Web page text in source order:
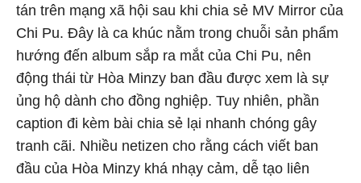
tán trên mạng xã hội sau khi chia sẻ MV Mirror của
Chi Pu. Đây là ca khúc nằm trong chuỗi sản phẩm
hướng đến album sắp ra mắt của Chi Pu, nên
động thái từ Hòa Minzy ban đầu được xem là sự
ủng hộ dành cho đồng nghiệp. Tuy nhiên, phần
caption đi kèm bài chia sẻ lại nhanh chóng gây
tranh cãi. Nhiều netizen cho rằng cách viết ban
đầu của Hòa Minzy khá nhạy cảm, dễ tạo liên